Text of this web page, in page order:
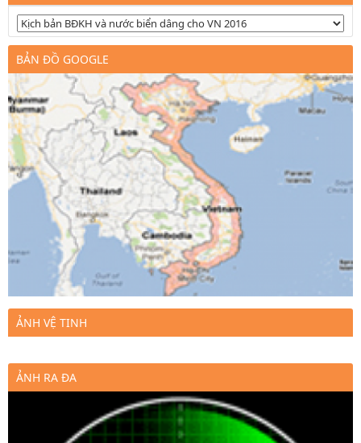
BẢN ĐỒ GOOGLE
ẢNH VỆ TINH
ẢNH RA ĐA